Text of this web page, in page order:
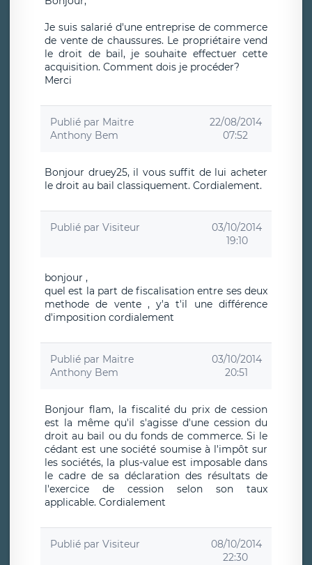
Je suis salarié d'une entreprise de commerce
de vente de chaussures. Le propriétaire vend
le droit de bail, je souhaite effectuer cette
acquisition. Comment dois je procéder?
Merci
Publié par Maitre
Anthony Bem
22/08/2014
07:52
Bonjour druey25, il vous suffit de lui acheter
le droit au bail classiquement. Cordialement.
Publié par Visiteur
03/10/2014
19:10
bonjour ,
quel est la part de fiscalisation entre ses deux
methode de vente , y'a t'il une différence
d'imposition cordialement
Publié par Maitre
Anthony Bem
03/10/2014
20:51
Bonjour flam, la fiscalité du prix de cession
est la même qu'il s'agisse d'une cession du
droit au bail ou du fonds de commerce. Si le
cédant est une société soumise à l'impôt sur
les sociétés, la plus-value est imposable dans
le cadre de sa déclaration des résultats de
l'exercice de cession selon son taux
applicable. Cordialement
Publié par Visiteur
08/10/2014
22:30